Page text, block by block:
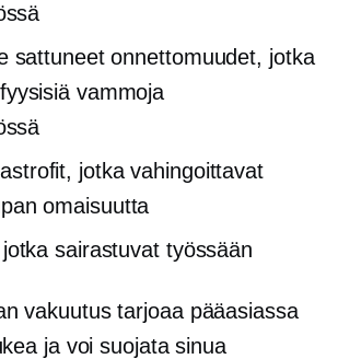
sattuneet onnettomuudet, jotka
vammoja
jotka vahingoittavat
omaisuutta
sairastuvat työssään
vakuutus tarjoaa pääasiassa
ja voi suojata sinua